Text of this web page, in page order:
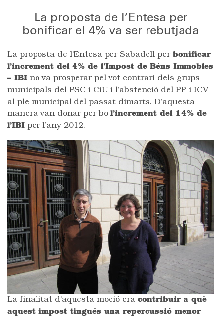
La proposta de l’Entesa per
bonificar el 4% va ser rebutjada
La proposta de l’Entesa per Sabadell per bonificar
l’increment del 4% de l’Impost de Béns Immobles
– IBI no va prosperar pel vot contrari dels grups
municipals del PSC i CiU i l’abstenció del PP i ICV
al ple municipal del passat dimarts. D’aquesta
manera van donar per bo l’increment del 14% de
l’IBI per l’any 2012.
La finalitat d’aquesta moció era contribuir a què
aquest impost tingués una repercussió menor